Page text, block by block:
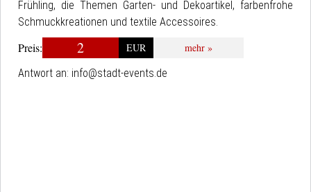
Frühling, die Themen Garten- und Dekoartikel, farbenfrohe
Schmuckkreationen und textile Accessoires.
Preis: 2 EUR
mehr »
Antwort an: info@stadt-events.de